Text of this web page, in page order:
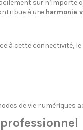
sur n’importe
à une harmonie
à cette connectivité,
de vie numériques